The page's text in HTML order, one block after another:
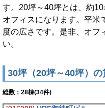
す。20坪～40坪とは、約
オフィスになります。平米
度の広さです。是非、オフ
い。
30坪（20坪～40坪）の
総数： 28棟(34件)